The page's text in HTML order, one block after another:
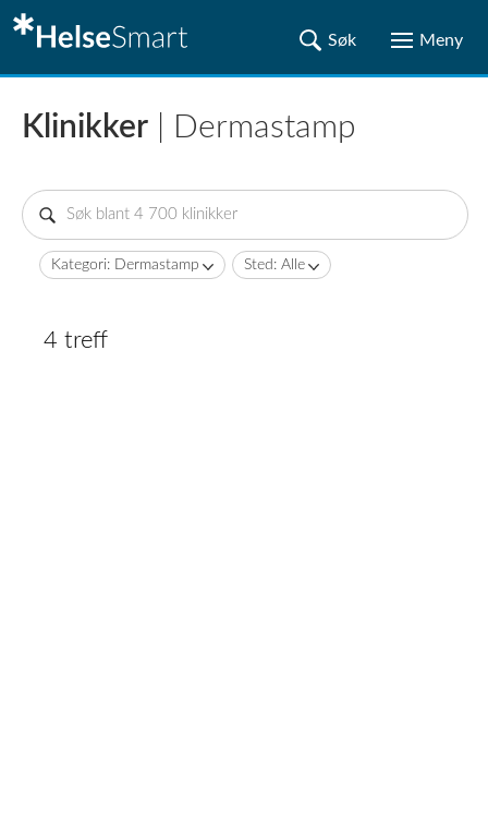
Klinikker | Dermastamp
Kategori: Dermastamp Sted: Alle
4 treff